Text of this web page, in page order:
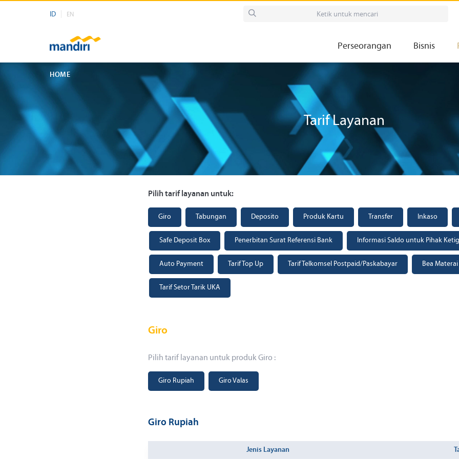
ID EN
Perseorangan Bisnis
HOME
Tarif Layanan
Pilih tarif layanan untuk:
Giro Tabungan Deposito Produk Kartu Transfer Inkaso
Safe Deposit Box Penerbitan Surat Referensi Bank Informasi Saldo untuk Pihak
Auto Payment Tarif Top Up Tarif Telkomsel Postpaid/Paskabayar Bea Materai
Tarif Setor Tarik UKA
Giro
Pilih tarif layanan untuk produk Giro :
Giro Rupiah Giro Valas
Giro Rupiah
Jenis Layanan